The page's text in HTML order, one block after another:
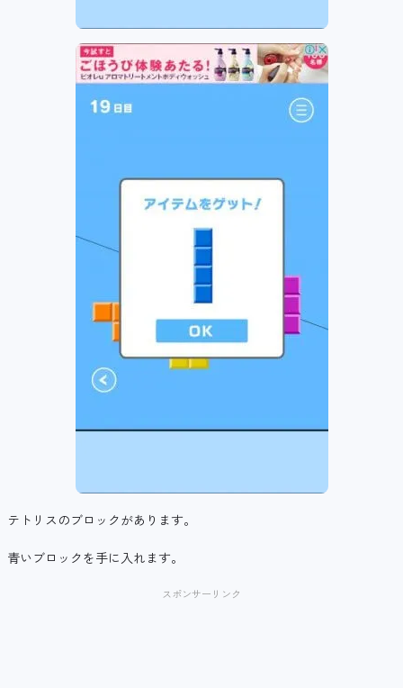
テトリスのブロックがあります。
青いブロックを手に入れます。
スポンサーリンク